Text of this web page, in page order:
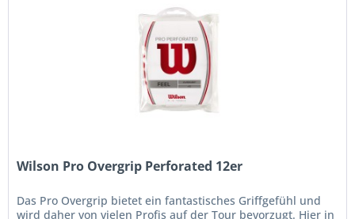
Wilson Pro Overgrip Perforated 12er
Das Pro Overgrip bietet ein fantastisches Griffgefühl und
wird daher von vielen Profis auf der Tour bevorzugt. Hier in